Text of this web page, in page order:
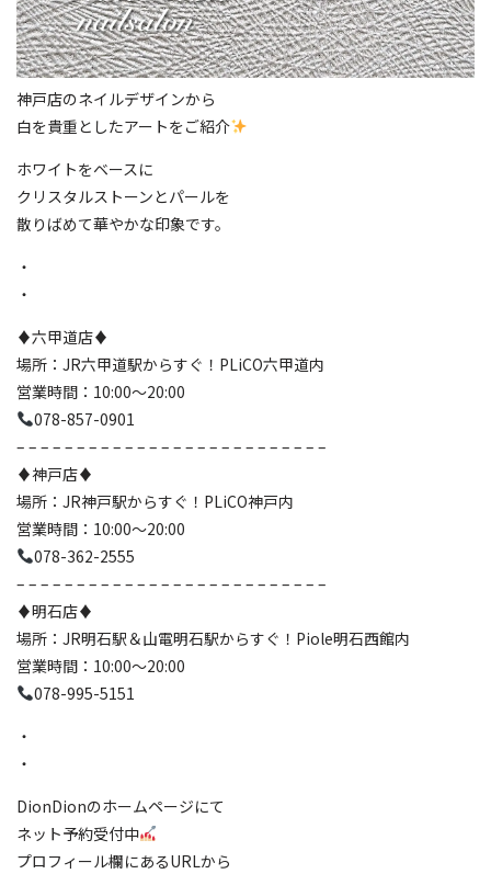
神戸店のネイルデザインから
白を貴重としたアートをご紹介
ホワイトをベースに
クリスタルストーンとパールを
散りばめて華やかな印象です。
・
・
♦️六甲道店♦️
場所：JR六甲道駅からすぐ！PLiCO六甲道内
営業時間：10:00〜20:00
078-857-0901
– – – – – – – – – – – – – – – – – – – – – – – – – –
♦️神戸店♦️
場所：JR神戸駅からすぐ！PLiCO神戸内
営業時間：10:00〜20:00
078-362-2555
– – – – – – – – – – – – – – – – – – – – – – – – – –
♦️明石店♦️
場所：JR明石駅＆山電明石駅からすぐ！Piole明石西館内
営業時間：10:00〜20:00
078-995-5151
・
・
DionDionのホームページにて
ネット予約受付中
プロフィール欄にあるURLから